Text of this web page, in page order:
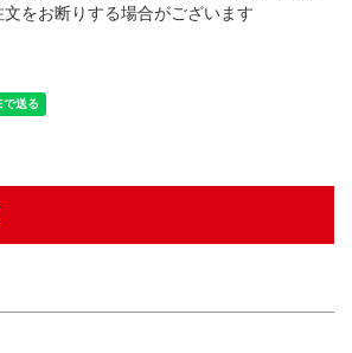
をお断りする場合がございます